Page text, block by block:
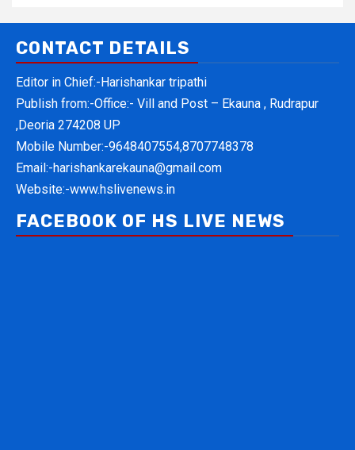
CONTACT DETAILS
Editor in Chief:-Harishankar tripathi
Publish from:-Office:- Vill and Post – Ekauna , Rudrapur
,Deoria 274208 UP
Mobile Number:-9648407554,8707748378
Email:-harishankarekauna@gmail.com
Website:-www.hslivenews.in
FACEBOOK OF HS LIVE NEWS